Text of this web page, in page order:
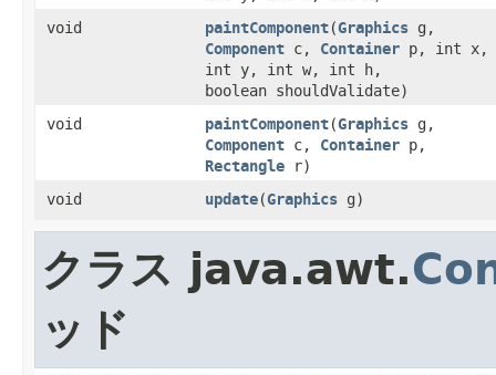
void
paintComponent​(Graphics g,
Component c, Container p, int x,
int y, int w, int h,
boolean shouldValidate)
void
paintComponent​(Graphics g,
Component c, Container p,
Rectangle r)
void
update​(Graphics g)
クラス java.awt.
ッド